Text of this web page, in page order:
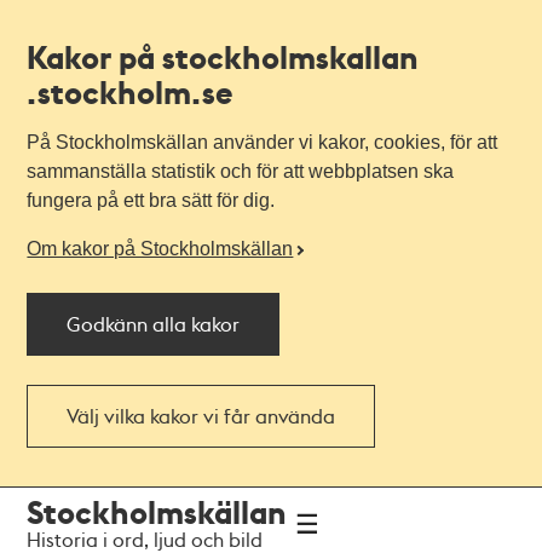
Kakor på stockholmskallan
.stockholm.se
På Stockholmskällan använder vi kakor, cookies, för att
sammanställa statistik och för att webbplatsen ska
fungera på ett bra sätt för dig.
Om kakor på Stockholmskällan
Godkänn alla kakor
Välj vilka kakor vi får använda
navigationen
huvudinnehållet
Stockholmskällan
Historia i ord, ljud och bild